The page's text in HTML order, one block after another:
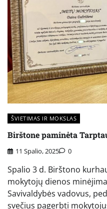
ŠVIETIMAS IR MOKSLAS
Birštone paminėta
11 Spalio, 2025 0
Spalio 3 d. Birštono
mokytojų dienos
Savivaldybės vadovus,
svečius pagerbti